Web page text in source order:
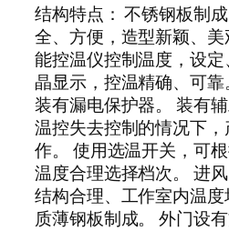
结构特点： 不锈钢板制
全、方便，造型新颖、
能控温仪控制温度，设
晶显示，控温精确、可靠
装有漏电保护器。 装有
温控失去控制的情况下
作。 使用选温开关，可
温度合理选择档次。 进
结构合理、工作室内温
质薄钢板制成。 外门设有